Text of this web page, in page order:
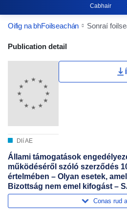
Cabhair
Oifig na bhFoilseachán Sonraí
Publication Detail
Publication detail
Dlí AE
Állami támogatások
működéséről szóló szerződés
értelmében – Olyan esetek,
Bizottság nem emel kifogást –
Conas rud